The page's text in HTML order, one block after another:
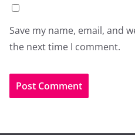
Save my name, email, and
the next time I comment.